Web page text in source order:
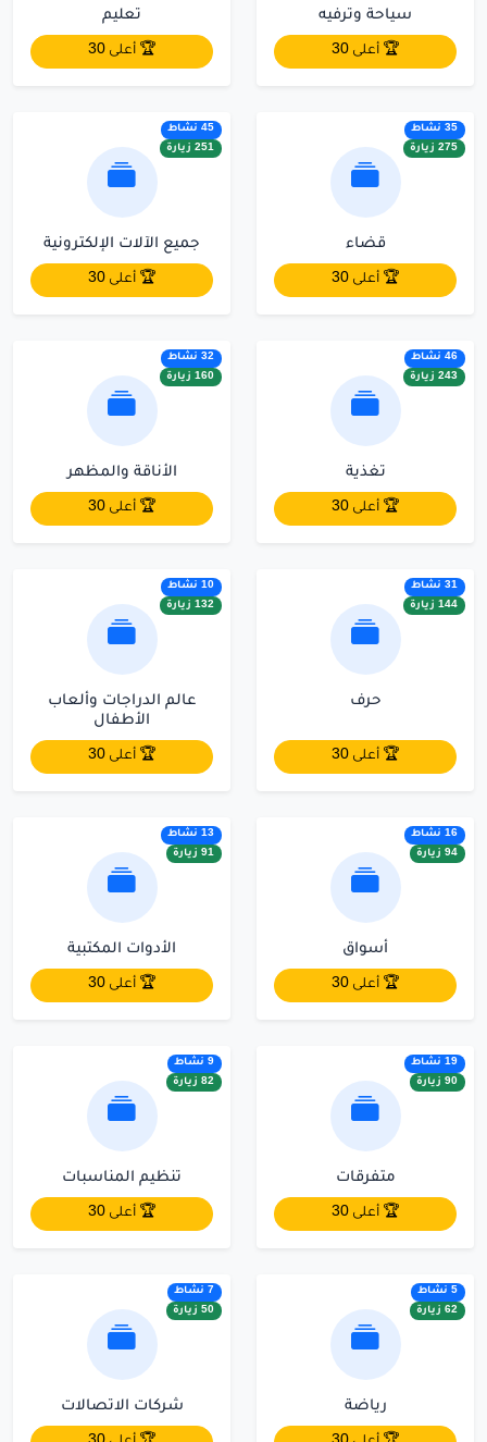
سياحة وترفيه
🏆 أعلى 30
تعليم
🏆 أعلى 30
35 نشاط
275 زيارة
قضاء
🏆 أعلى 30
45 نشاط
251 زيارة
جميع الآلات الإلكترونية
🏆 أعلى 30
46 نشاط
243 زيارة
تغذية
🏆 أعلى 30
32 نشاط
160 زيارة
الأناقة والمظهر
🏆 أعلى 30
31 نشاط
144 زيارة
حرف
🏆 أعلى 30
10 نشاط
132 زيارة
عالم الدراجات وألعاب
الأطفال
🏆 أعلى 30
16 نشاط
94 زيارة
أسواق
🏆 أعلى 30
13 نشاط
91 زيارة
الأدوات المكتبية
🏆 أعلى 30
19 نشاط
90 زيارة
متفرقات
🏆 أعلى 30
9 نشاط
82 زيارة
تنظيم المناسبات
🏆 أعلى 30
5 نشاط
62 زيارة
رياضة
7 نشاط
50 زيارة
شركات الاتصالات